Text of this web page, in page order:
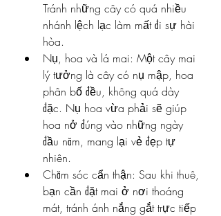
Tránh những cây có quá nhiều
nhánh lệch lạc làm mất đi sự hài
hòa.
Nụ, hoa và lá mai: Một cây mai
lý tưởng là cây có nụ mập, hoa
phân bố đều, không quá dày
đặc. Nụ hoa vừa phải sẽ giúp
hoa nở đúng vào những ngày
đầu năm, mang lại vẻ đẹp tự
nhiên.
Chăm sóc cẩn thận: Sau khi thuê,
bạn cần đặt mai ở nơi thoáng
mát, tránh ánh nắng gắt trực tiếp